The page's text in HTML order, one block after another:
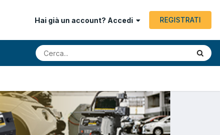
Hai già un account? Accedi REGISTRATI